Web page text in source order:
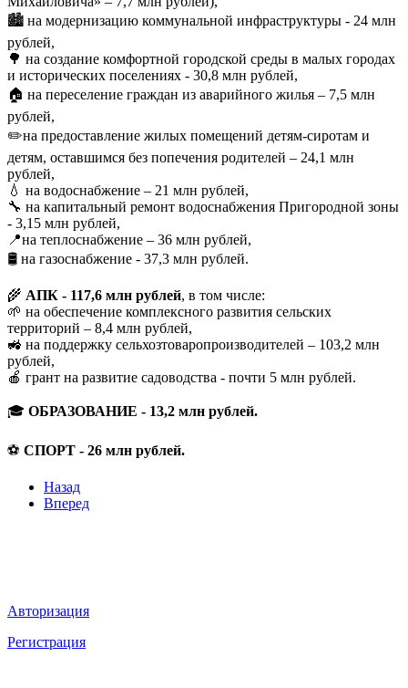
🏙️ на модернизацию коммунальной инфраструктуры - 24 млн
рублей,
🌳 на создание комфортной городской среды в малых городах
и исторических поселениях - 30,8 млн рублей,
🏠 на переселение граждан из аварийного жилья – 7,5 млн
рублей,
✏️на предоставление жилых помещений детям-сиротам и
детям, оставшимся без попечения родителей – 24,1 млн
рублей,
💧 на водоснабжение – 21 млн рублей,
🔧 на капитальный ремонт водоснабжения Пригородной зоны
- 3,15 млн рублей,
📍на теплоснабжение – 36 млн рублей,
🛢️ на газоснабжение - 37,3 млн рублей.
🌾 АПК - 117,6 млн рублей, в том числе:
🌱 на обеспечение комплексного развития сельских
территорий – 8,4 млн рублей,
🚜 на поддержку сельхозтоваропроизводителей – 103,2 млн
рублей,
🍎 грант на развитие садоводства - почти 5 млн рублей.
🎓 ОБРАЗОВАНИЕ - 13,2 млн рублей.
⚽ СПОРТ - 26 млн рублей.
Назад
Вперед
Авторизация
Регистрация